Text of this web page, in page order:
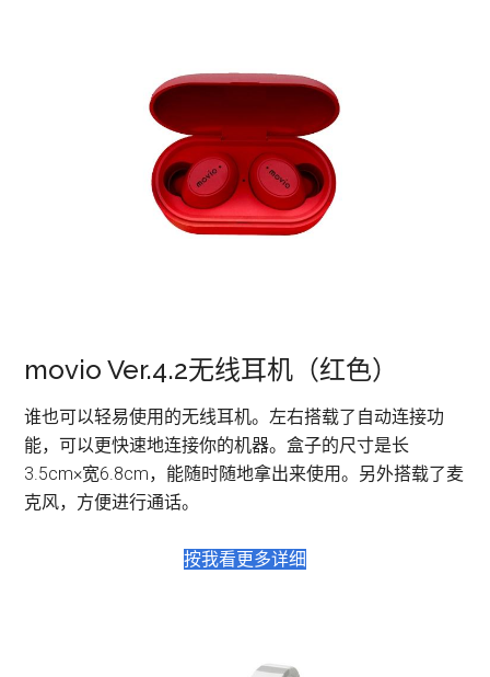
movio Ver.4.2无线耳机（红色）
谁也可以轻易使用的无线耳机。左右搭载了自动连接功
能，可以更快速地连接你的机器。盒子的尺寸是长
3.5cm×宽6.8cm，能随时随地拿出来使用。另外搭载了麦
克风，方便进行通话。
按我看更多详细